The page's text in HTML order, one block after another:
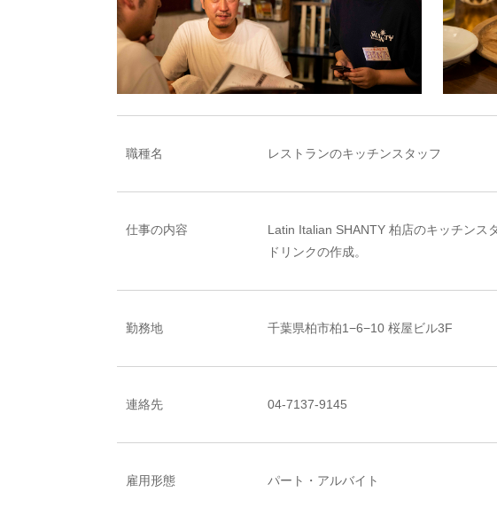
職種名 レストランのキッチンスタッフ
仕事の内容
Latin Italian SHANTY 柏店のキッチンス
ドリンクの作成。
勤務地 千葉県柏市柏1−6−10 桜屋ビル3F
連絡先 04-7137-9145
雇用形態 パート・アルバイト